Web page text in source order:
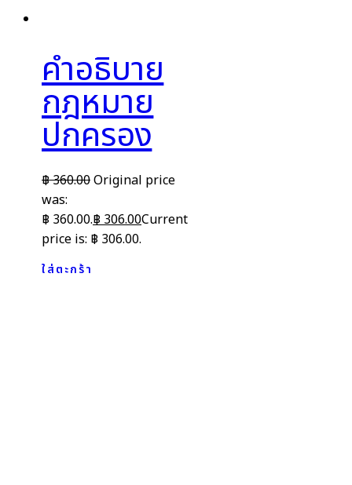
คำอธิบาย
กฎหมาย
ปกครอง
฿360.00Original price
was:
฿ 360.00.฿306.00Current
price is: ฿ 306.00.
ใส่ตะกร้า